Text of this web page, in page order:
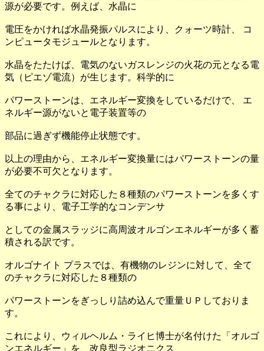
源が必要です。例えば、水晶に
電圧をかければ水晶発振パルスにより、クォーツ時計、 コ
ンピュータモジュールとなります。
水晶をたたけば、電気のないガスレンジの火花の元となる電
気（ピエゾ電流）が生じます。科学的に
パワーストーンは、エネルギー変換をしているだけで、 エ
ネルギー源がないと電子装置等の
部品に過ぎず機能停止状態です。
以上の理由から、エネルギー変換量にはパワーストーンの量
が必要不可欠となります。
全てのチャクラに対応した８種類のパワーストーンを多くす
る事により、電子工学的なコンデンサ
としての金属スラッジに高周波オルゴンエネルギーが多く蓄
積される訳です。
オルゴナイト プラスでは、有機物のレジンに対して、全て
のチャクラに対応した８種類の
パワーストーンをぎっしり詰め込んで重量ＵＰしておりま
す。
これにより、ウィルヘルム・ライヒ博士が名付けた「オルゴ
ンエネルギー」を、改良型ラジオニクス